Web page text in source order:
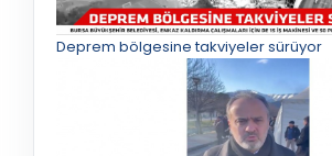
Deprem bölgesine takviyeler sürüyor